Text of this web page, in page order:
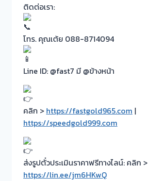
ติดต่อเรา:
โทร. คุณเต้ย 088-8714094
Line ID: @fast7 มี @ข้างหน้า
คลิก > https://fastgold965.com |
https://speedgold999.com
ส่งรูปตั๋วประเมินราคาฟรีทางไลน์: คลิก >
https://lin.ee/jm6HKwQ